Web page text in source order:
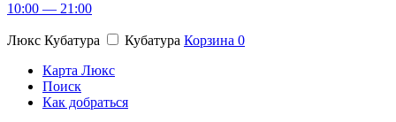
10:00 — 21:00
Люкс Кубатура Кубатура Корзина 0
Карта Люкс
Поиск
Как добраться